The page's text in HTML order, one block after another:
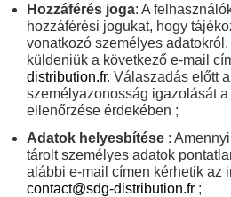
Hozzáférés joga: A
hozzáférési jogukat, hogy
vonatkozó személyes adatokról.
küldeniük a következő e-mail
distribution.fr. Válaszadás előtt
személyazonosság igazolását
ellenőrzése érdekében ;
Adatok helyesbítése :
tárolt személyes adatok
alábbi e-mail címen kérhetik az
contact@sdg-distribution.fr ;